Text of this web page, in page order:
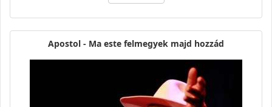
Apostol - Ma este felmegyek majd hozzád